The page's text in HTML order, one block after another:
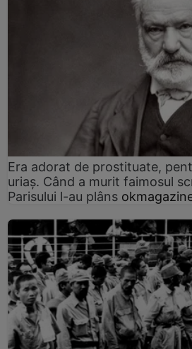
Era adorat de prostituate,
uriaș. Când a murit faimosul
Parisului l-au plâns